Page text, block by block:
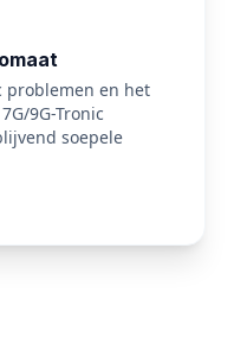
problemen en het
9G-Tronic
soepele